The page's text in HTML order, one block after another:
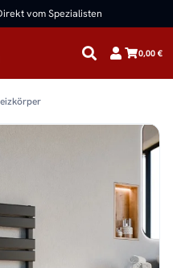
vom Spezialisten
0,00 €